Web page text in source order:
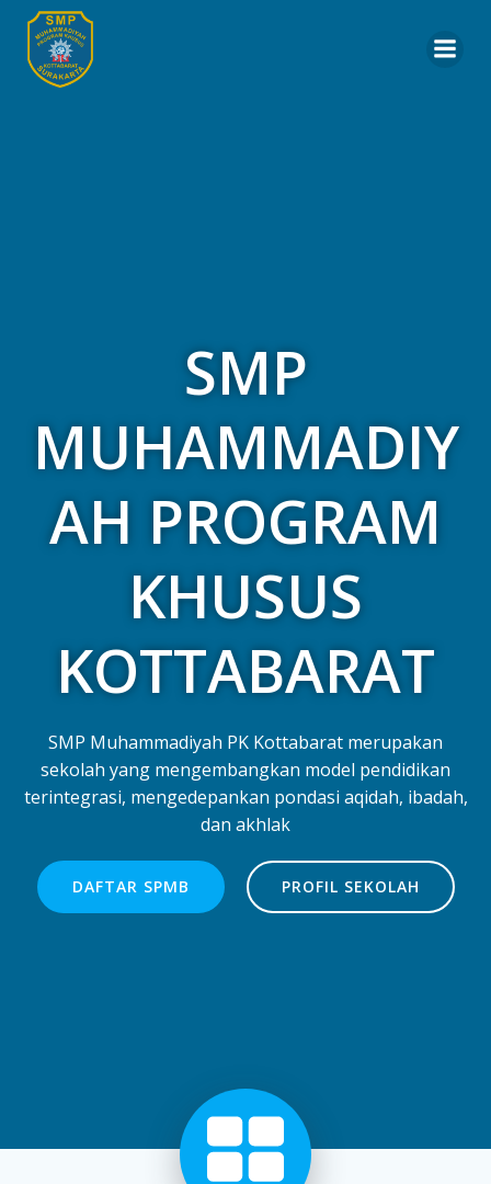
SMP
MUHAMMADIY
AH PROGRAM
KHUSUS
KOTTABARAT
SMP Muhammadiyah PK Kottabarat merupakan
sekolah yang mengembangkan model pendidikan
terintegrasi, mengedepankan pondasi aqidah, ibadah,
dan akhlak
DAFTAR SPMB PROFIL SEKOLAH